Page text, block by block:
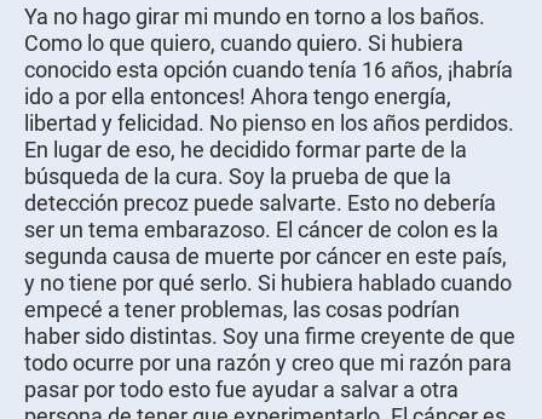
Ya no hago girar mi mundo en torno a los baños.
Como lo que quiero, cuando quiero. Si hubiera
conocido esta opción cuando tenía 16 años, ¡habría
ido a por ella entonces! Ahora tengo energía,
libertad y felicidad. No pienso en los años perdidos.
En lugar de eso, he decidido formar parte de la
búsqueda de la cura. Soy la prueba de que la
detección precoz puede salvarte. Esto no debería
ser un tema embarazoso. El cáncer de colon es la
segunda causa de muerte por cáncer en este país,
y no tiene por qué serlo. Si hubiera hablado cuando
empecé a tener problemas, las cosas podrían
haber sido distintas. Soy una firme creyente de que
todo ocurre por una razón y creo que mi razón para
pasar por todo esto fue ayudar a salvar a otra